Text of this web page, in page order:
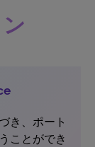
き、ポート
ことができ